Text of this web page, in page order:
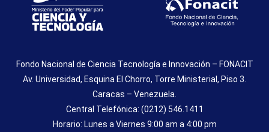
Fondo Nacional de Ciencia Tecnología e Innovación – FONACIT
Av. Universidad, Esquina El Chorro, Torre Ministerial, Piso 3.
Caracas – Venezuela.
Central Telefónica: (0212) 546.1411
Horario: Lunes a Viernes 9:00 am a 4:00 pm